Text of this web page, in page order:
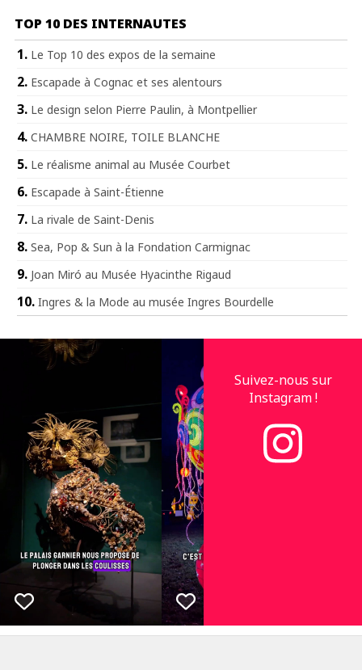
TOP 10 DES INTERNAUTES
Le Top 10 des expos de la semaine
Escapade à Cognac et ses alentours
Le design selon Pierre Paulin, à Montpellier
CHAMBRE NOIRE, TOILE BLANCHE
Le réalisme animal au Musée Courbet
Escapade à Saint-Étienne
La rivale de Saint-Denis
Sea, Pop & Sun à la Fondation Carmignac
Joan Miró au Musée Hyacinthe Rigaud
Ingres & la Mode au musée Ingres Bourdelle
Suivez-nous sur
Instagram !